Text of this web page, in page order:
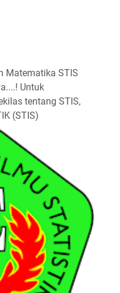
Matematika STIS
Untuk
tentang STIS,
(STIS)